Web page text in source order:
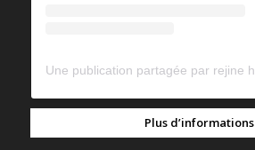
Plus d’informations